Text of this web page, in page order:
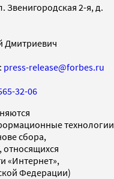
Звенигородская 2-я, д.
Дмитриевич
press-release@forbes.ru
32-06
технологии
сбора,
относящихся
«Интернет»,
Федерации)